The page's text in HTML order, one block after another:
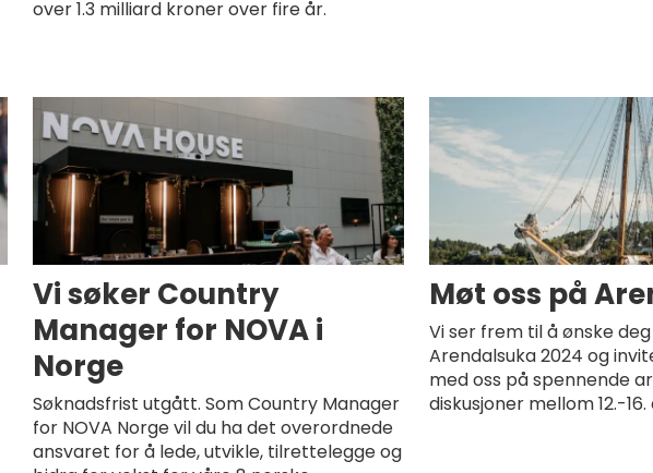
over 1.3 milliard kroner over fire år.
Vi søker Country
Manager for NOVA i
Norge
Søknadsfrist utgått. Som Country Manager
for NOVA Norge vil du ha det overordnede
ansvaret for å lede, utvikle, tilrettelegge og
Møt oss på
Vi ser frem til å ønske
Arendalsuka 2024 og
med oss på spennende
diskusjoner mellom 12.-16.